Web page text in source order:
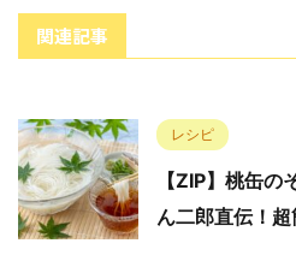
関連記事
レシピ
【ZIP】桃缶
ん二郎直伝！